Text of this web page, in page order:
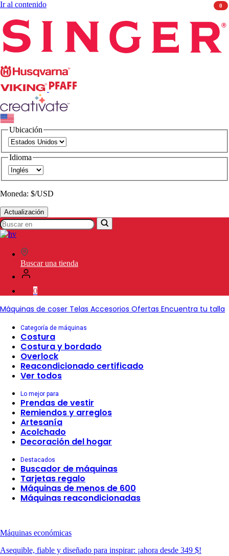
Ir al contenido
Husqvarna
Viking
PFAFF CREATIVATE
Ubicación
Idioma
Moneda: $/USD
Actualización
Buscar
en
SVP
Worldwide
Buscar una tienda
0
Máquinas de coser Telas Accesorios Ofertas Encuentra tu talla
Categoría de máquinas
Costura
Costura y bordado
Overlock
Reacondicionado certificado
Ver todos
Lo mejor para
Prendas de vestir
Remiendos y arreglos
Artesanía
Acolchado
Decoración del hogar
Destacados
Buscador de máquinas
Tarjetas regalo
Máquinas de menos de 600
Máquinas reacondicionadas
Máquinas económicas
Asequible, fiable y diseñado para inspirar: ¡ahora desde 349 $!
0